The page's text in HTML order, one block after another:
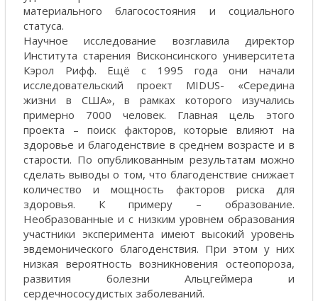
материального благосостояния и социального
статуса.
Научное исследование возглавила директор
Института старения Висконсинского университета
Кэрол Рифф. Ещё с 1995 года они начали
исследовательский проект MIDUS- «Середина
жизни в США», в рамках которого изучались
примерно 7000 человек. Главная цель этого
проекта – поиск факторов, которые влияют на
здоровье и благоденствие в среднем возрасте и в
старости. По опубликованным результатам можно
сделать выводы о том, что благоденствие снижает
количество и мощность факторов риска для
здоровья. К примеру – образование.
Необразованные и с низким уровнем образования
участники эксперимента имеют высокий уровень
эвдемонического благоденствия. При этом у них
низкая вероятность возникновения остеопороза,
развития болезни Альцгеймера и
сердечнососудистых заболеваний.